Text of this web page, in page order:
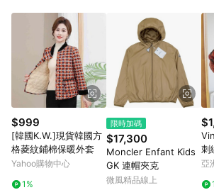
$999
[韓國K.W.]現貨韓國方
格菱紋鋪棉保暖外套
Yahoo購物中心
1%
限時加碼
$17,300
Moncler Enfant Kids
GK 連帽夾克
微風精品線上
刺
亞